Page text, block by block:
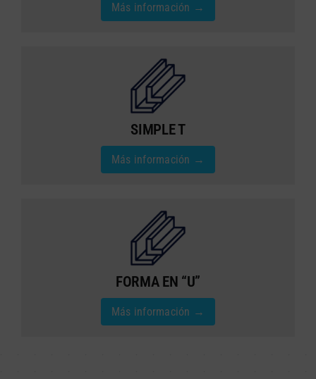
Más información →
SIMPLE T
Más información →
FORMA EN “U”
Más información →